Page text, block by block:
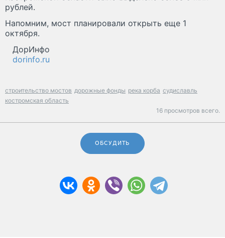
рублей.
Напомним, мост планировали открыть еще 1
октября.
ДорИнфо
dorinfo.ru
строительство мостов дорожные фонды река корба судиславль
костромская область
16 просмотров всего.
ОБСУДИТЬ